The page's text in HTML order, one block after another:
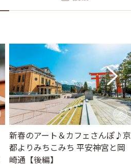
新春のアート＆カフェさんぽ♪京
都よりみちこみち 平安神宮と岡
崎通【後編】